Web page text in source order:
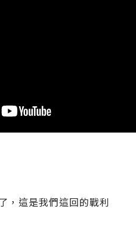
，這是我們這回的戰利